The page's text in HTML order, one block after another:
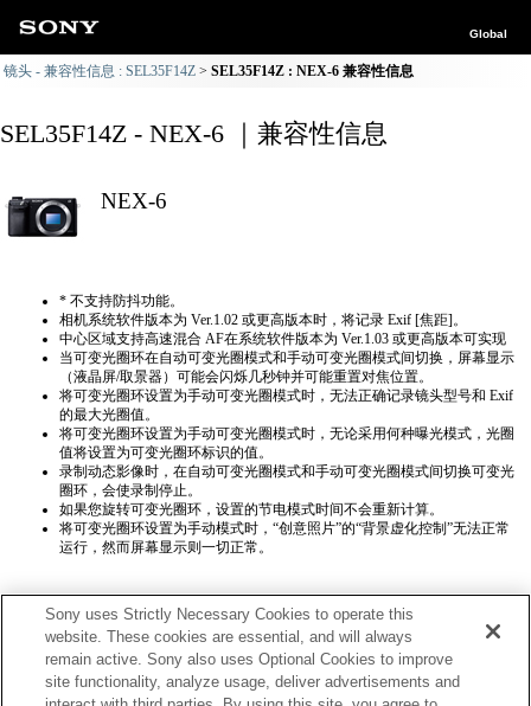
Global
镜头 - 兼容性信息 : SEL35F14Z SEL35F14Z : NEX-6 兼容性信息
SEL35F14Z - NEX-6 ｜兼容性信息
NEX-6
* 不支持防抖功能。
相机系统软件版本为 Ver.1.02 或更高版本时，将记录 Exif [焦距]。
中心区域支持高速混合 AF在系统软件版本为 Ver.1.03 或更高版本可实现
当可变光圈环在自动可变光圈模式和手动可变光圈模式间切换，屏幕显示
（液晶屏/取景器）可能会闪烁几秒钟并可能重置对焦位置。
将可变光圈环设置为手动可变光圈模式时，无法正确​​记录镜头型号和 Exif
的最大光圈值。
将可变光圈环设置为手动可变光圈模式时，无论采用何种曝光模式，光圈
值将设置为可变光圈环标识的值。
录制动态影像时，在自动可变光圈模式和手动可变光圈模式间切换可变光
圈环，会使录制停止。
如果您旋转可变光圈环，设置的节电模式时间不会重新计算。
将可变光圈环设置为手动模式时，“创意照片”的“背景虚化控制”无法正常
运行，然而屏幕显示则一切正常。
Terms of Use Contact Us
Sony uses Strictly Necessary Cookies to operate this
website. These cookies are essential, and will always
remain active. Sony also uses Optional Cookies to improve
site functionality, analyze usage, deliver advertisements and